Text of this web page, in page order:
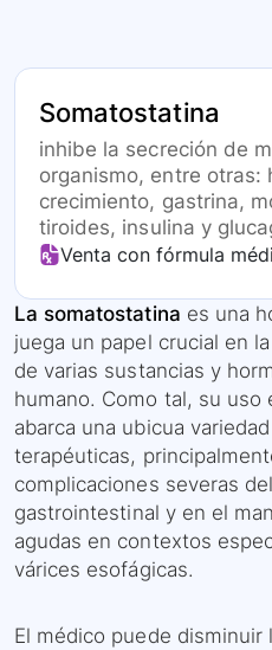
Somatostatina
inhibe la secreción de
organismo, entre otras:
crecimiento, gastrina,
tiroides, insulina y
Venta con fórmula
La somatostatina es una
juega un papel crucial en
de varias sustancias y
humano. Como tal, su uso
abarca una ubicua
terapéuticas,
complicaciones severas
gastrointestinal y en el
agudas en contextos
várices esofágicas.
El médico puede disminuir